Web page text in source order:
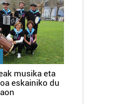
musika eta
eskainiko du